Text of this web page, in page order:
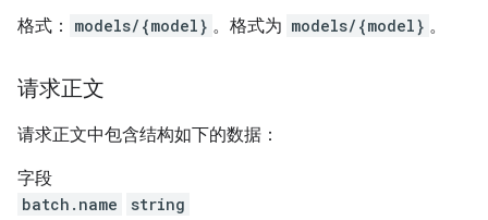
格式： models/{model} 。格式为 models/{model} 。
请求正文
请求正文中包含结构如下的数据：
字段
batch.name
string